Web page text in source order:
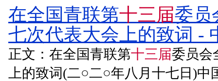
在全国青联第十三届委员
七次代表大会上的致词 -
正文：在全国青联第十三届委员会
上的致词(二○二○年八月十七日)